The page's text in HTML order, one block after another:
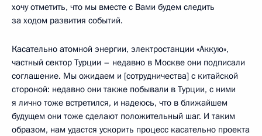
хочу отметить, что мы вместе с Вами будем следить
за ходом развития событий.
Касательно атомной энергии, электростанции «Аккую»,
частный сектор Турции – недавно в Москве они подписали
соглашение. Мы ожидаем и [сотрудничества] с китайской
стороной: недавно они также побывали в Турции, с ними
я лично тоже встретился, и надеюсь, что в ближайшем
будущем они тоже сделают положительный шаг. И таким
образом, нам удастся ускорить процесс касательно проекта